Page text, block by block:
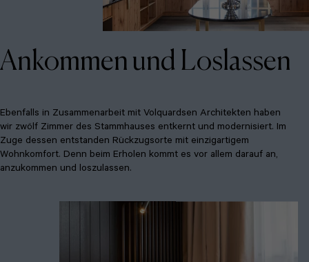
Ankommen und Loslassen
Ebenfalls in Zusammenarbeit mit Volquardsen Architekten haben
wir zwölf Zimmer des Stammhauses entkernt und modernisiert. Im
Zuge dessen entstanden Rückzugsorte mit einzigartigem
Wohnkomfort. Denn beim Erholen kommt es vor allem darauf an,
anzukommen und loszulassen.